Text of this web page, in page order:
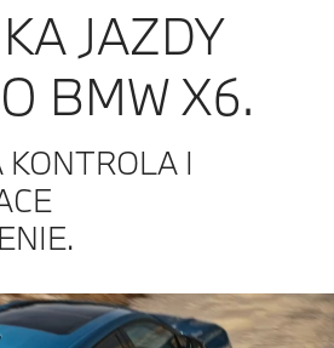
JAZDY
BMW X6.
I